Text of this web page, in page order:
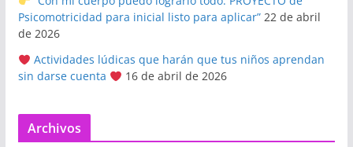
Psicomotricidad para inicial listo para aplicar” 22 de abril
de 2026
Actividades lúdicas que harán que tus niños aprendan
sin darse cuenta
16 de abril de 2026
Archivos